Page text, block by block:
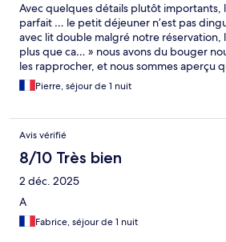
Avec quelques détails plutôt importants,
parfait … le petit déjeuner n’est pas
avec lit double malgré notre réservation,
plus que ca… » nous avons du bouger
les rapprocher, et nous sommes aperçu
cochonneries sous les lits ( touffes de
mortes, araignées, feuilles et poussières.
plusieurs araignées au plafond, carrelage
endroits et coupant. Sinon, les points
génial et immense, propre et très bien
restaurant, cuisine soigné est très bien
plutôt joli.
Pierre, séjour de 1 nuit
Avis vérifié
8/10 Très bien
2 déc. 2025
A
Fabrice, séjour de 1 nuit